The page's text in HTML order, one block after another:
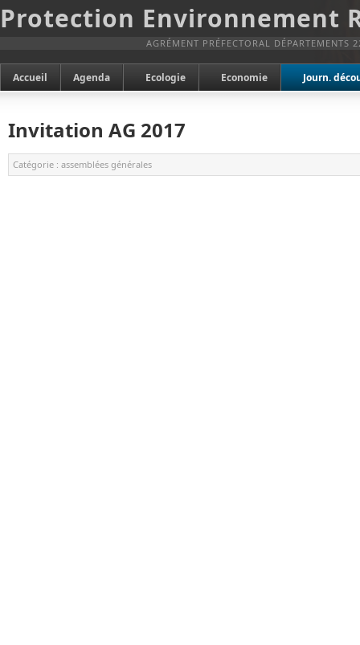
Protection Environnement
AGRÉMENT PRÉFECTORAL DÉPARTEMENTS
Accueil Agenda Ecologie Economie Journ.
Invitation AG 2017
Catégorie : assemblées générales